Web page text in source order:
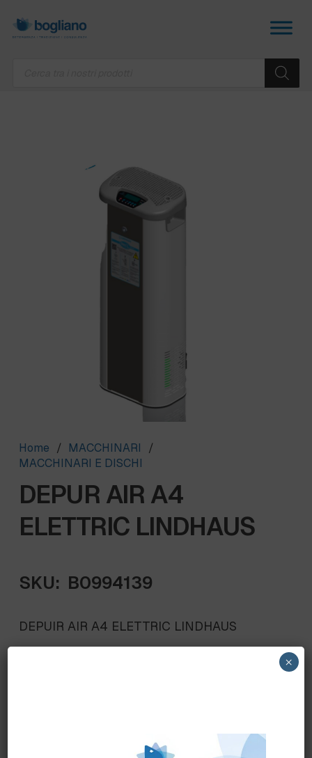
Home / MACCHINARI
/
MACCHINARI E DISCHI
DEPUR AIR A4
ELETTRIC LINDHAUS
SKU: B0994139
DEPUIR AIR A4 ELETTRIC LINDHAUS
×